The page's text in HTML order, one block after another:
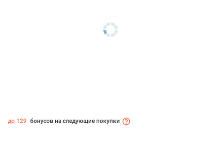
до 129 бонусов на следующие покупки